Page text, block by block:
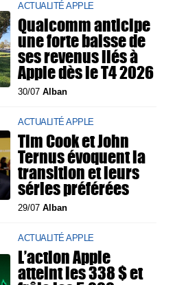
ACTUALITÉ APPLE
Qualcomm anticipe
une forte baisse de
ses revenus liés à
Apple dès le T4 2026
30/07Alban
ACTUALITÉ APPLE
Tim Cook et John
Ternus évoquent la
transition et leurs
séries préférées
29/07Alban
ACTUALITÉ APPLE
L’action Apple
atteint les 338 $ et